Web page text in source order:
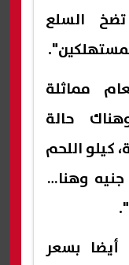
تضخ السلع
مماثلة
حالة
كيلو اللحم
القائم حاليا في حدود 180 جنيه وهناك
أيضا بسعر